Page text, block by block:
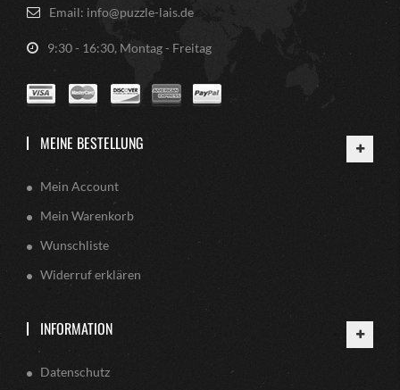
Email: info@puzzle-lais.de
9:30 - 16:30, Montag - Freitag
MEINE BESTELLUNG
Mein Account
Mein Warenkorb
Wunschliste
Widerruf erklären
INFORMATION
Datenschutz